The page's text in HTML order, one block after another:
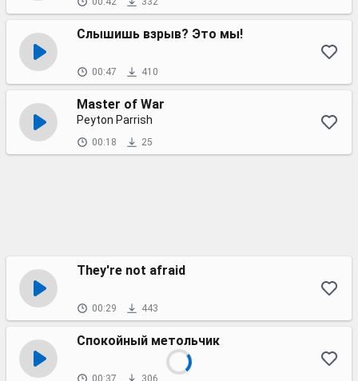
Слышишь взрыв? Это мы!
00:47 410
Master of War
Peyton Parrish
00:18 25
They're not afraid
00:29 443
Спокойный метольчик
00:37 306